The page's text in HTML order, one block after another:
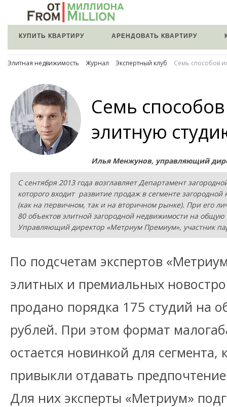
КУПИТЬ КВАРТИРУ АРЕНДОВАТЬ КВАРТИРУ
Элитная недвижимость Журнал Экспертный клуб Семь способов
Семь
элитную
Илья Менжунов, управляющий
С сентября 2013 года возглавляет Департамент
которого входит развитие продаж в сегменте
(как на первичном, так и на вторичном рынке). При его
80 объектов элитной загородной недвижимости на общую
Управляющий директор «Метриум Премиум», участник
По подсчетам экспертов
элитных и премиальных
продано порядка 175 студий на
рублей. При этом формат
остается новинкой для сегмента,
привыкли отдавать
Для них эксперты «Метриум»